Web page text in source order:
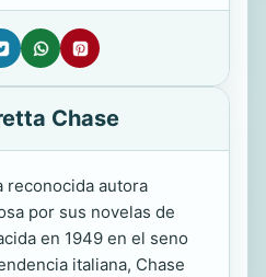
Chase
reconocida autora
por sus novelas de
en 1949 en el seno
italiana, Chase